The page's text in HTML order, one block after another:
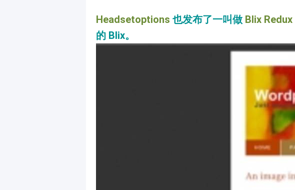
Headsetoptions 也发布了一叫做 Blix Redux
的 Blix。